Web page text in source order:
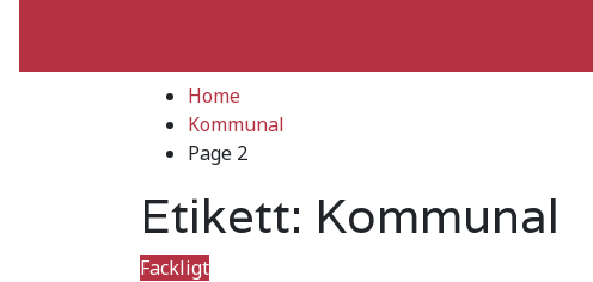
Home
Kommunal
Page 2
Etikett: Kommunal
Fackligt